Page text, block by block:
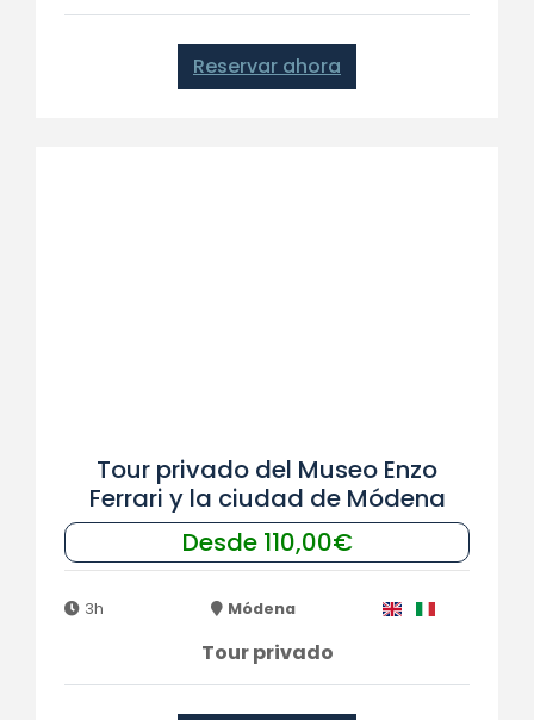
Reservar ahora
Tour privado del Museo Enzo
Ferrari y la ciudad de Módena
Desde 110,00€
3h Módena
Tour privado